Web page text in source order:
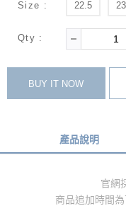
Size : 22.5 23
Qty :
BUY IT NOW
產品說明
官網
商品追加時間